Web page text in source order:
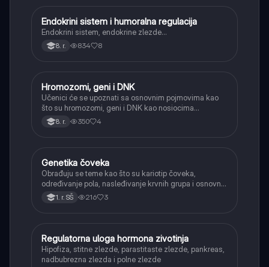
Biologija
Endokrini sistem i humoralna regulacija
Endokrini sistem, endokrine zlezde…
8. r. 834 8
Biologija
Hromozomi, geni i DNK
Učenici će se upoznati sa osnovnim pojmovima kao
što su hromozomi, geni i DNK kao nosiocima
naslednih informacija.
8. r. 350 4
Biologija
Genetika čoveka
Obrađuju se teme kao što su kariotip čoveka,
određivanje pola, nasleđivanje krvnih grupa i osnovni
primeri naslednih bolesti.
1. r. SŠ 216 3
Biologija
Regulatorna uloga hormona zivotinja
Hipofiza, stitne zlezde, parastitaste zlezde, pankreas,
nadbubrezna zlezda i polne zlezde